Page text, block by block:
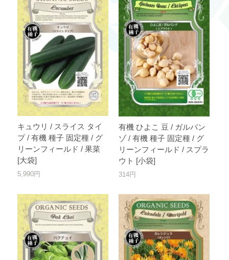
キュウリ / スライス タイ
プ / 有機 種子 固定種 / グ
リーンフィールド / 果菜
[大袋]
5,990円
有機 ひよこ 豆 / ガルバン
ゾ / 有機 種子 固定種 / グ
リーンフィールド / スプラ
ウト [小袋]
314円